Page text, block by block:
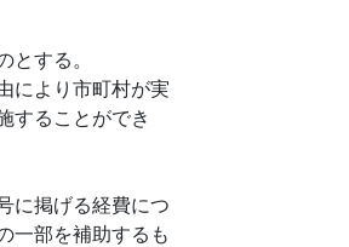
する。
により市町村が実
することができ
に掲げる経費につ
一部を補助するも